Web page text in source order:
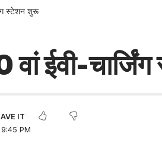
स्टेशन शुरू
वां ईवी-
PM